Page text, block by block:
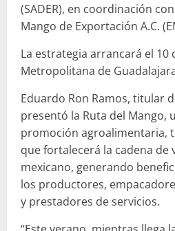
(SADER), en coordinación
Mango de Exportación A.C.
La estrategia arrancará el 10
Metropolitana de
Eduardo Ron Ramos, titular
presentó la Ruta del Mango,
promoción agroalimentaria,
que fortalecerá la cadena de
mexicano, generando
los productores,
y prestadores de servicios.